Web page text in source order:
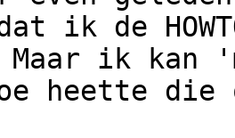
ik de
Maar ik kan
heette die